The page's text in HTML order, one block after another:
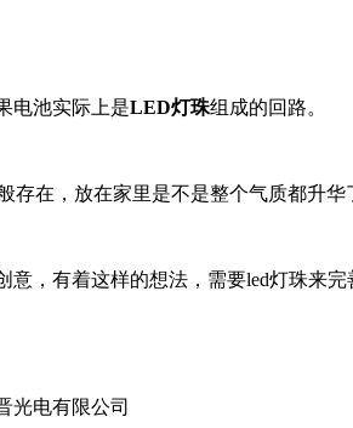
电池实际上是LED灯珠组成的回路。
存在，放在家里是不是整个气质都升华
意，有着这样的想法，需要led灯珠来
光电有限公司